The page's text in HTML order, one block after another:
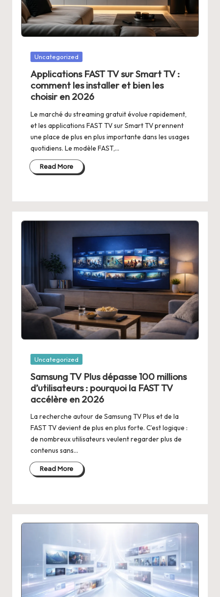
Posted
Uncategorized
Applications FAST TV sur Smart TV :
comment les installer et bien les
choisir en 2026
Le marché du streaming gratuit évolue rapidement,
et les applications FAST TV sur Smart TV prennent
une place de plus en plus importante dans les usages
quotidiens. Le modèle FAST,…
Read More
Posted
Uncategorized
Samsung TV Plus dépasse 100 millions
d’utilisateurs : pourquoi la FAST TV
accélère en 2026
La recherche autour de Samsung TV Plus et de la
FAST TV devient de plus en plus forte. C’est logique :
de nombreux utilisateurs veulent regarder plus de
contenus sans…
Read More